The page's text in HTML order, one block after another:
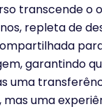
transcende o
repleta de
garantindo
uma
uma